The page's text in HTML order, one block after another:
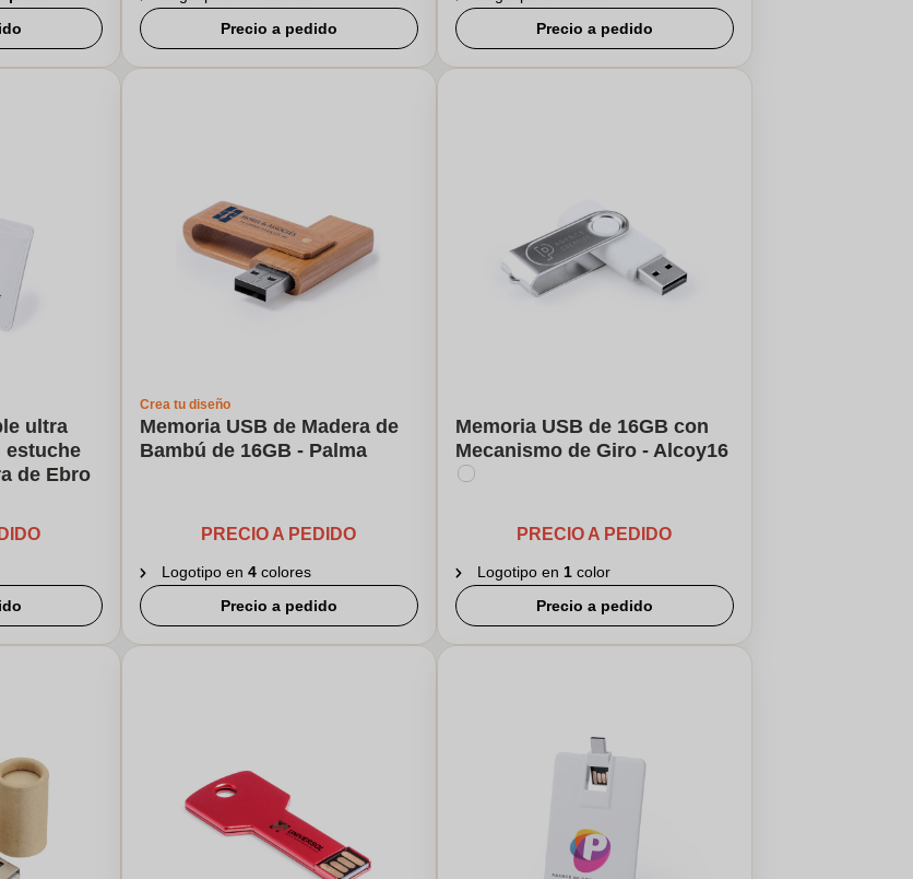
Precio a pedido
Precio a pedido
ultra
estuche
de Ebro
Crea tu diseño
Memoria USB de Madera de
Bambú de 16GB - Palma
PRECIO A PEDIDO
Logotipo en 4 colores
Precio a pedido
Memoria USB de 16GB con
Mecanismo de Giro - Alcoy⁠16
PRECIO A PEDIDO
Logotipo en 1 color
Precio a pedido